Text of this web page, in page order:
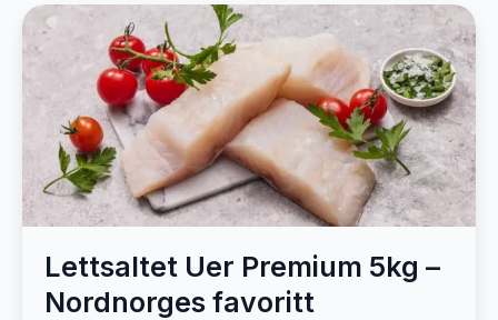
Lettsaltet Uer Premium 5kg –
Nordnorges favoritt